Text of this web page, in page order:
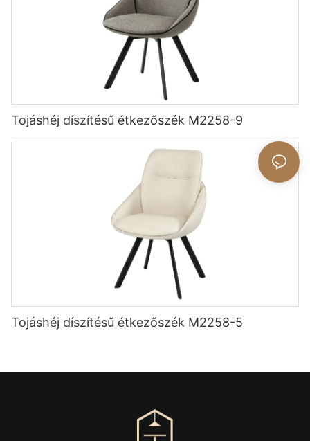
Tojáshéj díszítésű étkezőszék M2258-9
Tojáshéj díszítésű étkezőszék M2258-5